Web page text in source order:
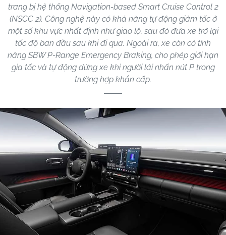
trang bị hệ thống Navigation-based Smart Cruise Control 2
(NSCC 2). Công nghệ này có khả năng tự động giảm tốc ở
một số khu vực nhất định như giao lộ, sau đó đưa xe trở lại
tốc độ ban đầu sau khi đi qua. Ngoài ra, xe còn có tính
năng SBW P-Range Emergency Braking, cho phép giới hạn
gia tốc và tự động dừng xe khi người lái nhấn nút P trong
trường hợp khẩn cấp.